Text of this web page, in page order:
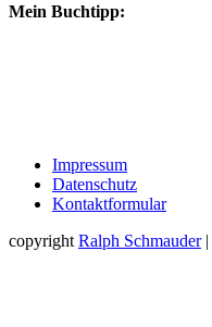
Mein Buchtipp:
Impressum
Datenschutz
Kontaktformular
copyright Ralph Schmauder|